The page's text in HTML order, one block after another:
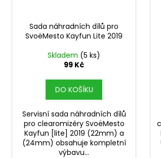
Sada náhradních dílů pro
SvoëMesto Kayfun Lite 2019
Skladem (5 ks)
99 Kč
DO KOŠÍKU
Servisní sada náhradních dílů
pro clearomizéry SvoëMesto
Kayfun [lite] 2019 (22mm) a
(24mm) obsahuje kompletní
výbavu...
Původně: 195 Kč